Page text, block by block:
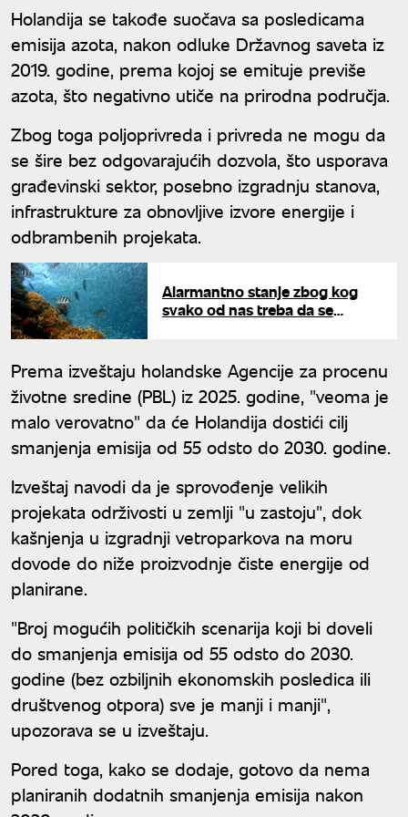
Holandija se takođe suočava sa posledicama
emisija azota, nakon odluke Državnog saveta iz
2019. godine, prema kojoj se emituje previše
azota, što negativno utiče na prirodna područja.
Zbog toga poljoprivreda i privreda ne mogu da
se šire bez odgovarajućih dozvola, što usporava
građevinski sektor, posebno izgradnju stanova,
infrastrukture za obnovljive izvore energije i
odbrambenih projekata.
Alarmantno stanje zbog kog
svako od nas treba da se
Prema izveštaju holandske Agencije za procenu
životne sredine (PBL) iz 2025. godine, "veoma je
malo verovatno" da će Holandija dostići cilj
smanjenja emisija od 55 odsto do 2030. godine.
Izveštaj navodi da je sprovođenje velikih
projekata održivosti u zemlji "u zastoju", dok
kašnjenja u izgradnji vetroparkova na moru
dovode do niže proizvodnje čiste energije od
planirane.
"Broj mogućih političkih scenarija koji bi doveli
do smanjenja emisija od 55 odsto do 2030.
godine (bez ozbiljnih ekonomskih posledica ili
društvenog otpora) sve je manji i manji",
upozorava se u izveštaju.
Pored toga, kako se dodaje, gotovo da nema
planiranih dodatnih smanjenja emisija nakon